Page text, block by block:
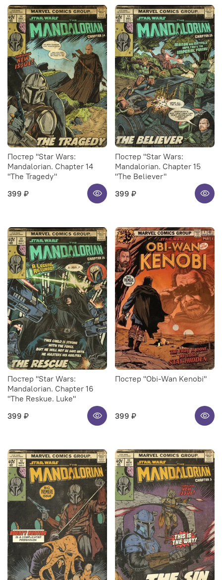
Постер "Star Wars:
Mandalorian. Chapter 14
"The Tragedy"
399 ₽
Постер "Star Wars:
Mandalorian. Chapter 15
"The Believer"
399 ₽
Постер "Star Wars:
Mandalorian. Chapter 16
"The Reskue. Luke"
399 ₽
Постер "Obi-Wan Kenobi"
399 ₽